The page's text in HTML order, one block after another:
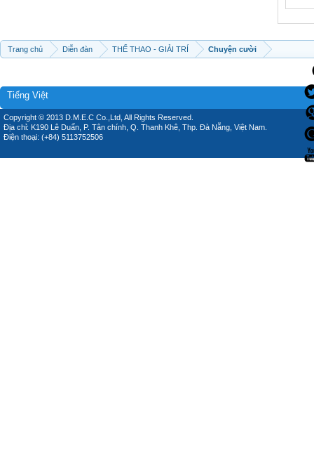
Trang chủ Diễn đàn THỂ THAO - GIẢI TRÍ Chuyện cười
Tiếng Việt
Copyright © 2013 D.M.E.C Co.,Ltd, All Rights Reserved.
Địa chỉ: K190 Lê Duẩn, P. Tân chính, Q. Thanh Khê, Thp. Đà Nẵng, Việt Nam.
Điện thoại: (+84) 5113752506